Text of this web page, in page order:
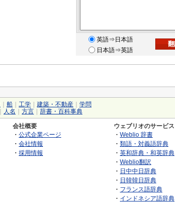
英語⇒日本語
日本語⇒英語
船 工学 建築・不動産
学問
人名 方言 辞書・百科事典
会社概要
・ 公式企業ページ
・ 会社情報
・ 採用情報
ウェブリオのサービス
・ Weblio 辞書
・ 類語・対義語辞典
・ 英和辞典・和英辞典
・ Weblio翻訳
・ 日中中日辞典
・ 日韓韓日辞典
・ フランス語辞典
・ インドネシア語辞典